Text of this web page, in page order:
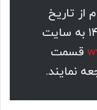
از تاریخ
۱۴۰۳/۱۰/۱۵ لغایت ۱۴۰۳/۱۰/۳۰ به سایت
قسمت
نمایند.